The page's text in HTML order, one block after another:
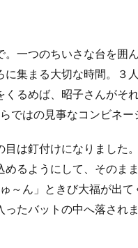
一つのちいさな台を囲
集まる大切な時間。３
るめば、昭子さんがそ
ではの見事なコンビネー
は釘付けになりました
るようにして、そのま
～ん」ときび大福が出て
たバットの中へ落され